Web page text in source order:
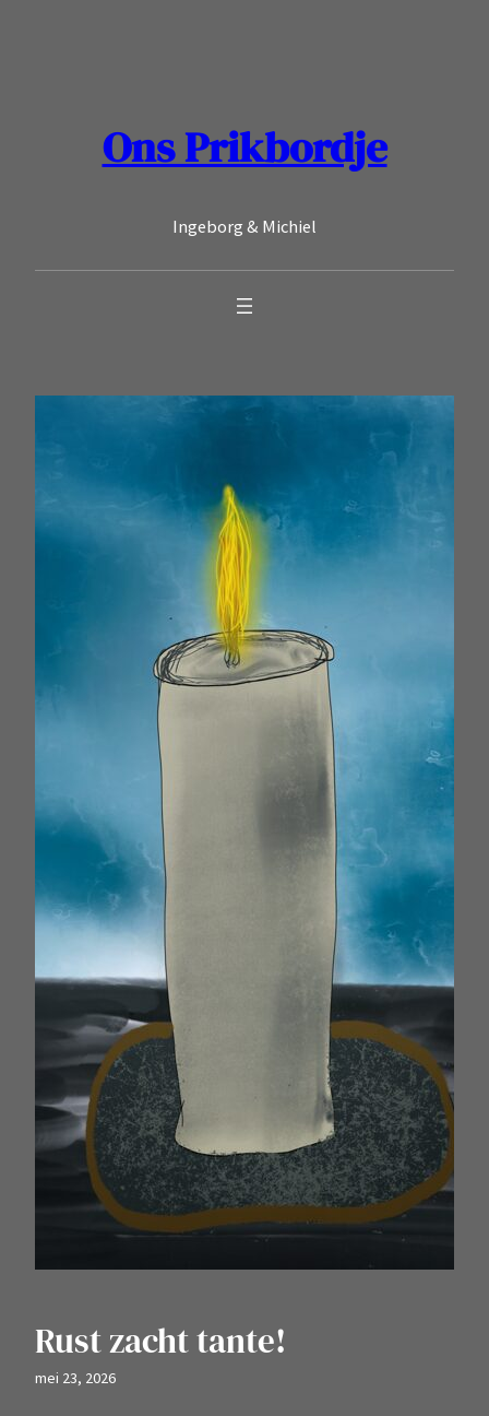
Ons Prikbordje
Ingeborg & Michiel
Rust zacht tante!
mei 23, 2026